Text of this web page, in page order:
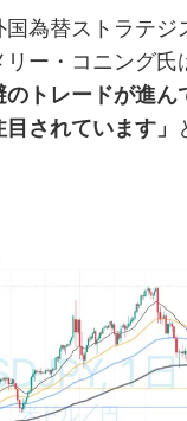
為替ストラテジ
ー・コニング氏
トレードが進ん
されています」